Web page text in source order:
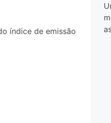
índice de emissão